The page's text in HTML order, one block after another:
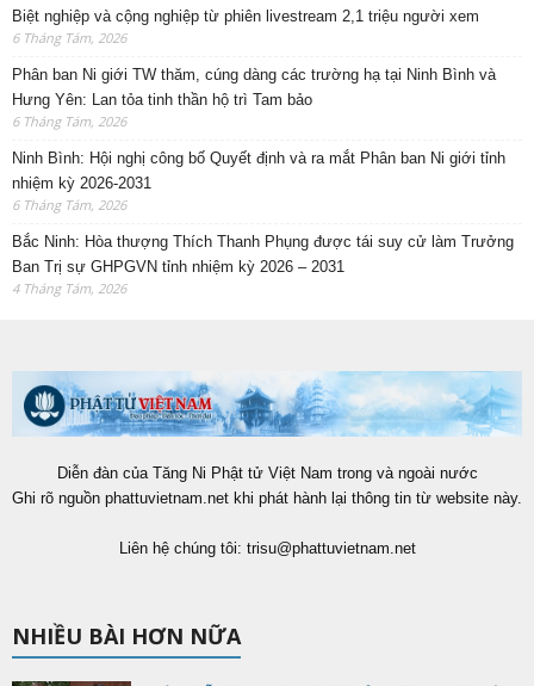
Biệt nghiệp và cộng nghiệp từ phiên livestream 2,1 triệu người xem
6 Tháng Tám, 2026
Phân ban Ni giới TW thăm, cúng dàng các trường hạ tại Ninh Bình và
Hưng Yên: Lan tỏa tinh thần hộ trì Tam bảo
6 Tháng Tám, 2026
Ninh Bình: Hội nghị công bố Quyết định và ra mắt Phân ban Ni giới tỉnh
nhiệm kỳ 2026-2031
6 Tháng Tám, 2026
Bắc Ninh: Hòa thượng Thích Thanh Phụng được tái suy cử làm Trưởng
Ban Trị sự GHPGVN tỉnh nhiệm kỳ 2026 – 2031
4 Tháng Tám, 2026
Diễn đàn của Tăng Ni Phật tử Việt Nam trong và ngoài nước
Ghi rõ nguồn phattuvietnam.net khi phát hành lại thông tin từ website này.
Liên hệ chúng tôi: trisu@phattuvietnam.net
NHIỀU BÀI HƠN NỮA